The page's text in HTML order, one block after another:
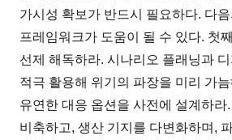
가시성 확보가 반드시 필요하다. 다
프레임워크가 도움이 될 수 있다. 첫
선제 해독하라. 시나리오 플래닝과
적극 활용해 위기의 파장을 미리 가
유연한 대응 옵션을 사전에 설계하라
비축하고, 생산 기지를 다변화하며,